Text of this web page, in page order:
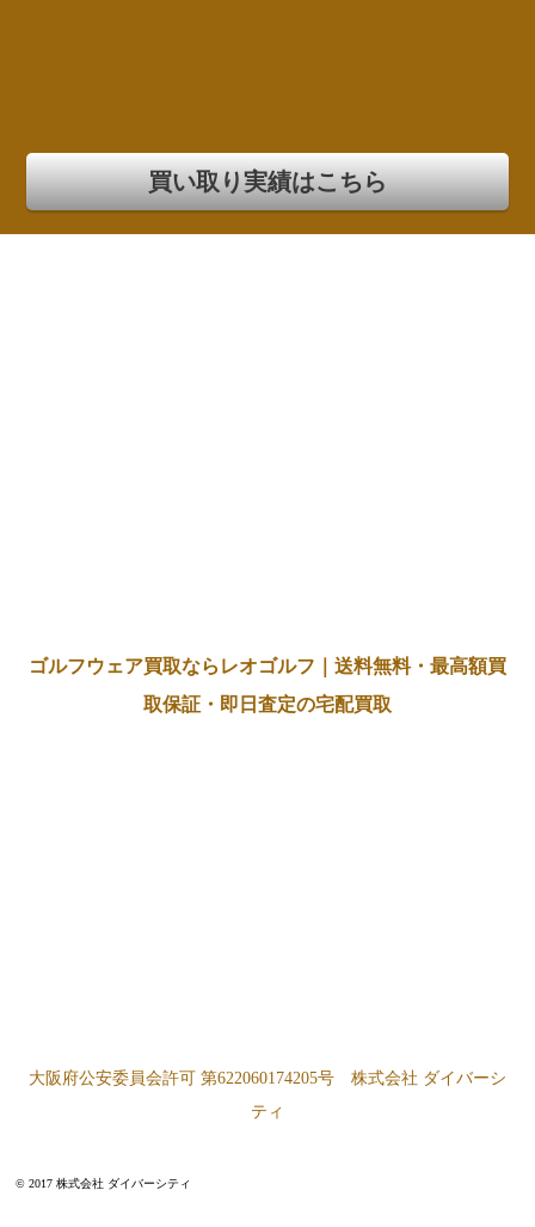
買い取り実績はこちら
ゴルフウェア買取ならレオゴルフ｜送料無料・最高額買
取保証・即日査定の宅配買取
大阪府公安委員会許可 第622060174205号 株式会社 ダイバーシ
ティ
© 2017 株式会社 ダイバーシティ